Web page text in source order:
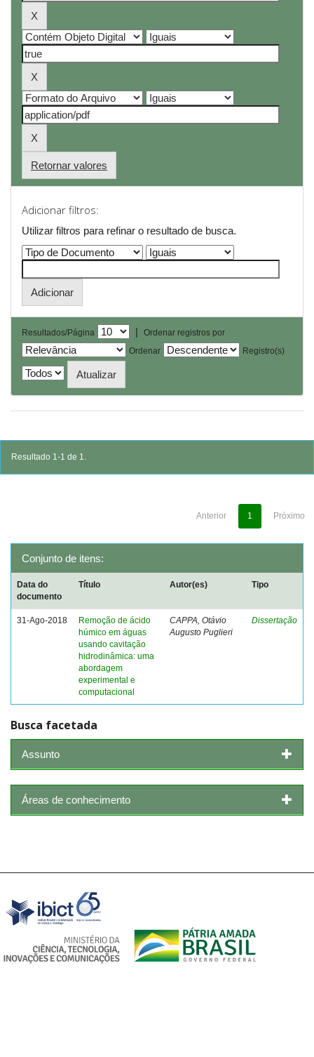
Retornar valores
Adicionar filtros:
Utilizar filtros para refinar o resultado de busca.
Resultados/Página |
Ordenar registros por
Ordenar
Registro(s)
Resultado 1-1 de 1.
Anterior 1 Próximo
Conjunto de itens:
Data do
documento
Título Autor(es) Tipo
31-Ago-2018
Remoção de ácido
húmico em águas
usando cavitação
hidrodinâmica: uma
abordagem
experimental e
computacional
CAPPA, Otávio
Augusto Puglieri
Dissertação
Busca facetada
Assunto
Áreas de conhecimento